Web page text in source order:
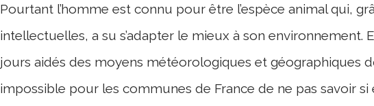
Pourtant l’homme est connu pour être l’espèce animal qui,
intellectuelles, a su s’adapter le mieux à son environnement.
jours aidés des moyens météorologiques et géographiques
impossible pour les communes de France de ne pas savoir